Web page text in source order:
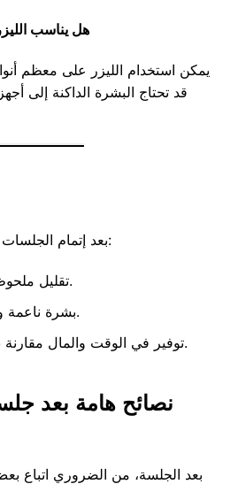
3. هل يناسب
يمكن استخدام الليزر على معظم
قد تحتاج البشرة الداكنة إلى
بعد إتمام:
تقليل ملحوظ في نمو الشعر.
بشرة ناعمة وخالية من التهيج.
توفير في الوقت والمال مقارنة بالطرق التقليدية.
نصائح هامة بعد
بعد الجلسة، من الضروري اتباع